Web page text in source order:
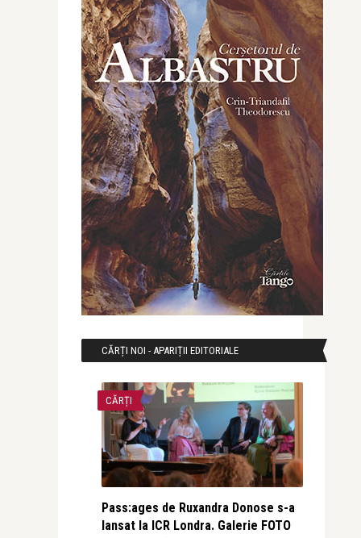
CĂRȚI NOI - APARIȚII EDITORIALE
CĂRȚI
Pass:ages de Ruxandra Donose s-a
lansat la ICR Londra. Galerie FOTO